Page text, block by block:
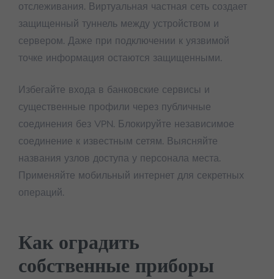
отслеживания. Виртуальная частная сеть создает
защищенный туннель между устройством и
сервером. Даже при подключении к уязвимой
точке информация остаются защищенными.
Избегайте входа в банковские сервисы и
существенные профили через публичные
соединения без VPN. Блокируйте независимое
соединение к известным сетям. Выясняйте
названия узлов доступа у персонала места.
Применяйте мобильный интернет для секретных
операций.
Как оградить
собственные приборы